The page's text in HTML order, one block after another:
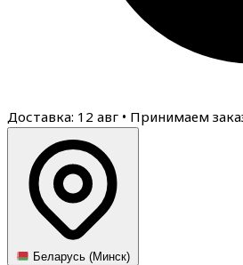
Доставка: 12 авг • Принимаем
Беларусь (Минск)